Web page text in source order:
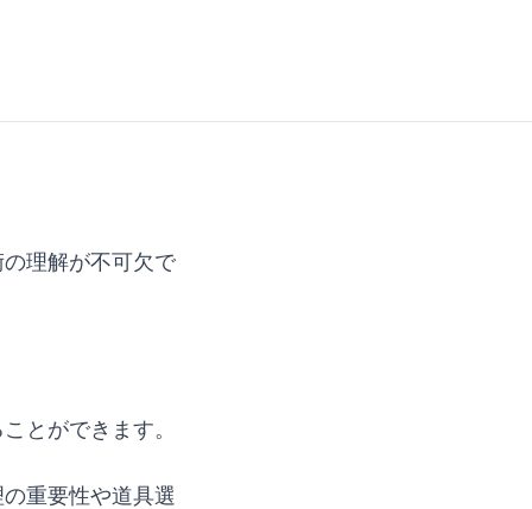
理解が不可欠で
とができます。
重要性や道具選